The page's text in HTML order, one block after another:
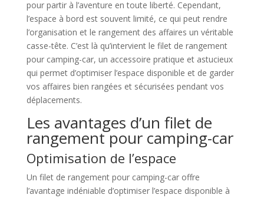
pour partir à l’aventure en toute liberté. Cependant,
l’espace à bord est souvent limité, ce qui peut rendre
l’organisation et le rangement des affaires un véritable
casse-tête. C’est là qu’intervient le filet de rangement
pour camping-car, un accessoire pratique et astucieux
qui permet d’optimiser l’espace disponible et de garder
vos affaires bien rangées et sécurisées pendant vos
déplacements.
Les avantages d’un filet de
rangement pour camping-car
Optimisation de l’espace
Un filet de rangement pour camping-car offre
l’avantage indéniable d’optimiser l’espace disponible à